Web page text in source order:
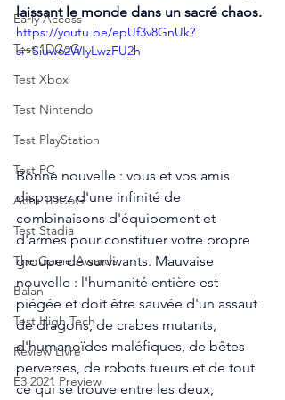
Early Access
Test 1DCoG
Test Xbox
Test Nintendo
Test PlayStation
Test PC
Actu 1DCoG
Test Stadia
The Game Awards
Balan
Test High Tech
Review Livre
E3 2021 Preview
laissant le monde dans un sacré chaos.
https://youtu.be/epUf3v8GnUk?
si=Siuw62WIyLwzFU2h
Bonne nouvelle : vous et vos amis
disposez d'une infinité de
combinaisons d'équipement et
d'armes pour constituer votre propre
groupe de survivants. Mauvaise
nouvelle : l'humanité entière est
piégée et doit être sauvée d'un assaut
de dragons, de crabes mutants,
d'humanoïdes maléfiques, de bêtes
perverses, de robots tueurs et de tout
ce qui se trouve entre les deux,